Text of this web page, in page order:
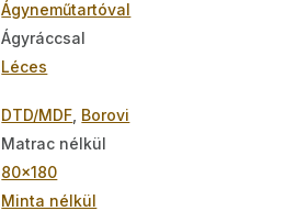
Ágyneműtartóval
Ágyráccsal
Léces
DTD/MDF Borovi
Matrac nélkül
80x180
Minta nélkül